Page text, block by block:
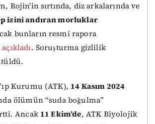
Rojin’in sırtında, diz arkalarında ve
izini andıran morluklar
bunların resmi rapora
açıkladı. Soruşturma gizlilik
Kurumu (ATK), 14 Kasım 2024
ölümün “suda boğulma”
Ancak 11 Ekim’de, ATK Biyolojik